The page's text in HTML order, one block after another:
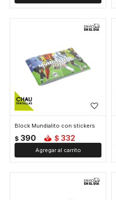
Block Mundialito con stickers
$ 390 $ 332